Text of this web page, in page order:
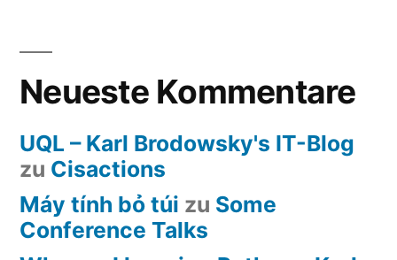
Neueste Kommentare
UQL – Karl Brodowsky's IT-Blog
zu Cisactions
Máy tính bỏ túi zu Some
Conference Talks